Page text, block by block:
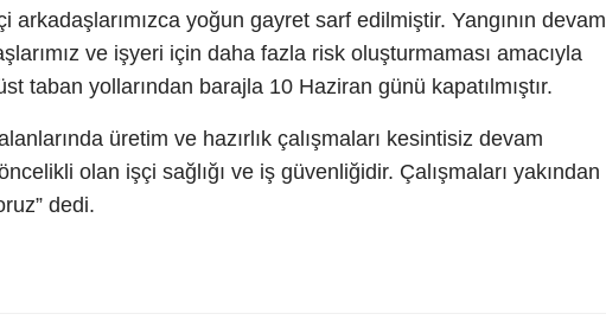
arkadaşlarımızca yoğun gayret sarf edilmiştir. Yangının devam
ve işyeri için daha fazla risk oluşturmaması amacıyla
taban yollarından barajla 10 Haziran günü kapatılmıştır.
üretim ve hazırlık çalışmaları kesintisiz devam
olan işçi sağlığı ve iş güvenliğidir. Çalışmaları yakından
dedi.